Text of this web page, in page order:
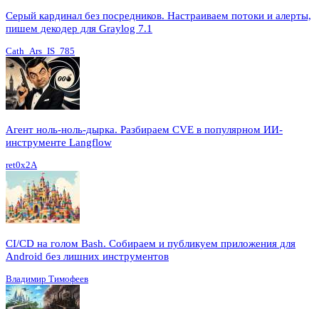
Серый кардинал без посредников. Настраиваем потоки и алерты,
пишем декодер для Graylog 7.1
Cath_Ars_IS_785
Агент ноль-ноль-дырка. Разбираем CVE в популярном ИИ-
инструменте Langflow
ret0x2A
CI/CD на голом Bash. Собираем и публикуем приложения для
Android без лишних инструментов
Владимир Тимофеев